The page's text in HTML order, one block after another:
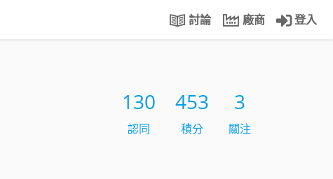
討論 廠商 登入
130
認同
453
積分
3
關注